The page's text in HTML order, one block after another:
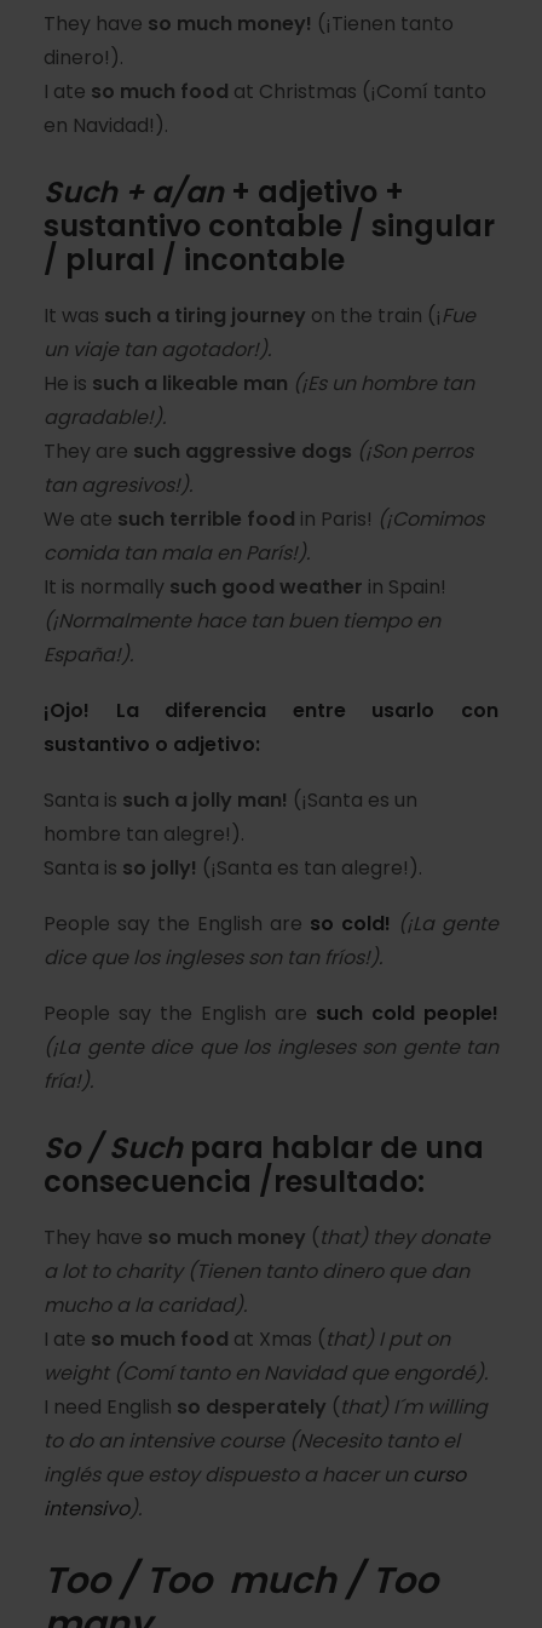
They have so much money! (¡Tienen tanto
dinero!).
I ate so much food at Christmas (¡Comí tanto
en Navidad!).
Such + a/an + adjetivo +
sustantivo contable / singular
/ plural / incontable
It was such a tiring journey on the train (¡Fue
un viaje tan agotador!).
He is such a likeable man (¡Es un hombre tan
agradable!).
They are such aggressive dogs (¡Son perros
tan agresivos!).
We ate such terrible food in Paris! (¡Comimos
comida tan mala en París!).
It is normally such good weather in Spain!
(¡Normalmente hace tan buen tiempo en
España!).
¡Ojo! La diferencia entre usarlo con
sustantivo o adjetivo:
Santa is such a jolly man! (¡Santa es un
hombre tan alegre!).
Santa is so jolly! (¡Santa es tan alegre!).
People say the English are so cold! (¡La gente
dice que los ingleses son tan fríos!).
People say the English are such cold people!
(¡La gente dice que los ingleses son gente tan
fría!).
So / Suchpara hablar de una
consecuencia /resultado:
They have so much money (that) they donate
a lot to charity(Tienen tanto dinero que dan
mucho a la caridad).
I ate so much food at Xmas (that) I put on
weight(Comí tanto en Navidad que engordé).
I need English so desperately (that) I´m willing
to do an intensive course (Necesito tanto el
inglés que estoy dispuesto a hacer un curso
intensivo).
Too / Too much / Too